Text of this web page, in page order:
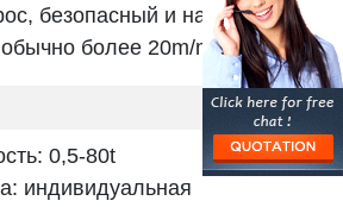
безопасный и надежный
более 20m/min.
0,5-80t
индивидуальная